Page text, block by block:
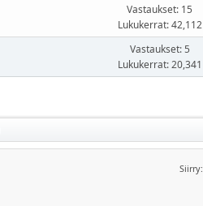
Vastaukset: 15
Lukukerrat: 42,112
Vastaukset: 5
Lukukerrat: 20,341
Siirry